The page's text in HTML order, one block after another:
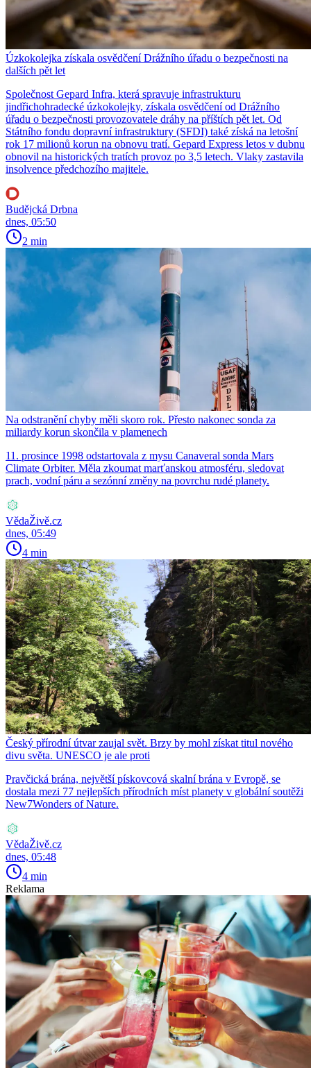
Úzkokolejka získala osvědčení Drážního úřadu o bezpečnosti na
dalších pět let
Společnost Gepard Infra, která spravuje infrastrukturu
jindřichohradecké úzkokolejky, získala osvědčení od Drážního
úřadu o bezpečnosti provozovatele dráhy na příštích pět let. Od
Státního fondu dopravní infrastruktury (SFDI) také získá na letošní
rok 17 milionů korun na obnovu tratí. Gepard Express letos v dubnu
obnovil na historických tratích provoz po 3,5 letech. Vlaky zastavila
insolvence předchozího majitele.
Budějcká Drbna
dnes, 05:50
2 min
Na odstranění chyby měli skoro rok. Přesto nakonec sonda za
miliardy korun skončila v plamenech
11. prosince 1998 odstartovala z mysu Canaveral sonda Mars
Climate Orbiter. Měla zkoumat marťanskou atmosféru, sledovat
prach, vodní páru a sezónní změny na povrchu rudé planety.
VědaŽivě.cz
dnes, 05:49
4 min
Český přírodní útvar zaujal svět. Brzy by mohl získat titul nového
divu světa. UNESCO je ale proti
Pravčická brána, největší pískovcová skalní brána v Evropě, se
dostala mezi 77 nejlepších přírodních míst planety v globální soutěži
New7Wonders of Nature.
VědaŽivě.cz
dnes, 05:48
4 min
Reklama